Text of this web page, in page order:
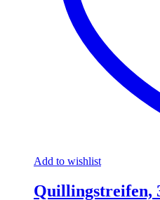
Add to wishlist
Quillingstreifen,